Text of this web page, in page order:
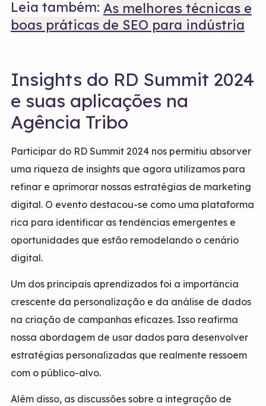
Leia também: As melhores técnicas e
boas práticas de SEO para indústria
Insights do RD Summit 2024
e suas aplicações na
Agência Tribo
Participar do RD Summit 2024 nos permitiu absorver
uma riqueza de insights que agora utilizamos para
refinar e aprimorar nossas estratégias de marketing
digital. O evento destacou-se como uma plataforma
rica para identificar as tendências emergentes e
oportunidades que estão remodelando o cenário
digital.
Um dos principais aprendizados foi a importância
crescente da personalização e da análise de dados
na criação de campanhas eficazes. Isso reafirma
nossa abordagem de usar dados para desenvolver
estratégias personalizadas que realmente ressoem
com o público-alvo.
Além disso, as discussões sobre a integração de